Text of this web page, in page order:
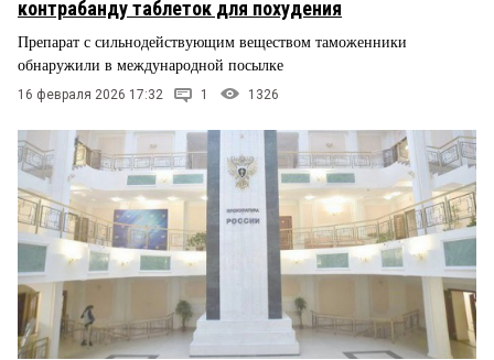
контрабанду таблеток для похудения
Препарат с сильнодействующим веществом таможенники
обнаружили в международной посылке
16 февраля 2026 17:32 1 1326